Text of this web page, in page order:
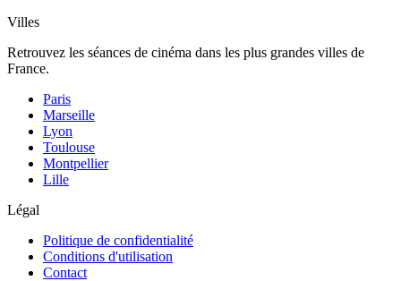
Villes
Retrouvez les séances de cinéma dans les plus grandes villes de
France.
Paris
Marseille
Lyon
Toulouse
Montpellier
Lille
Légal
Politique de confidentialité
Conditions d'utilisation
Contact